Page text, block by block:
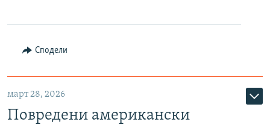
Сподели
март 28, 2026
Повредени американски